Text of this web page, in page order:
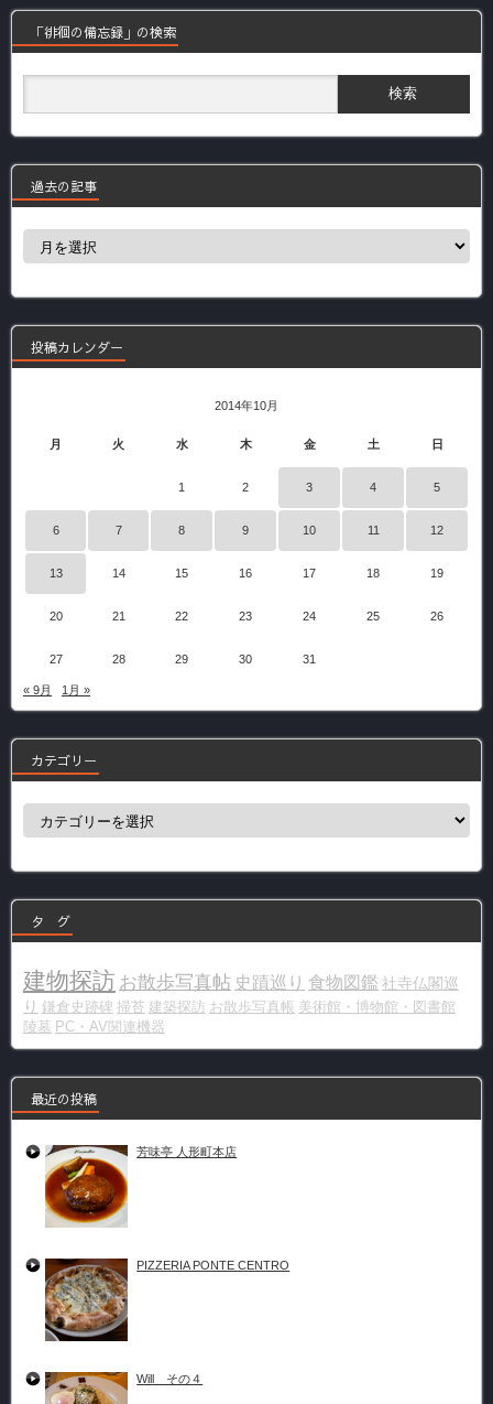
「徘徊の備忘録」の検索
過去の記事
過
事
投稿カレンダー
2014年10月
月 火 水 木 金 土 日
1 2 3 4 5
6 7 8 9 10 11 12
13 14 15 16 17 18 19
20 21 22 23 24 25 26
27 28 29 30 31
« 9月 1月 »
カテゴリー
カ
ー
タ グ
建物探訪 お散歩写真帖 史蹟巡り 食物図鑑 社寺仏閣巡
り 鎌倉史跡碑 掃苔 建築探訪 お散歩写真帳 美術館・博物館・図書館
陵墓 PC・AV関連機器
最近の投稿
芳味亭 人形町本店
PIZZERIA PONTE CENTRO
Will その４